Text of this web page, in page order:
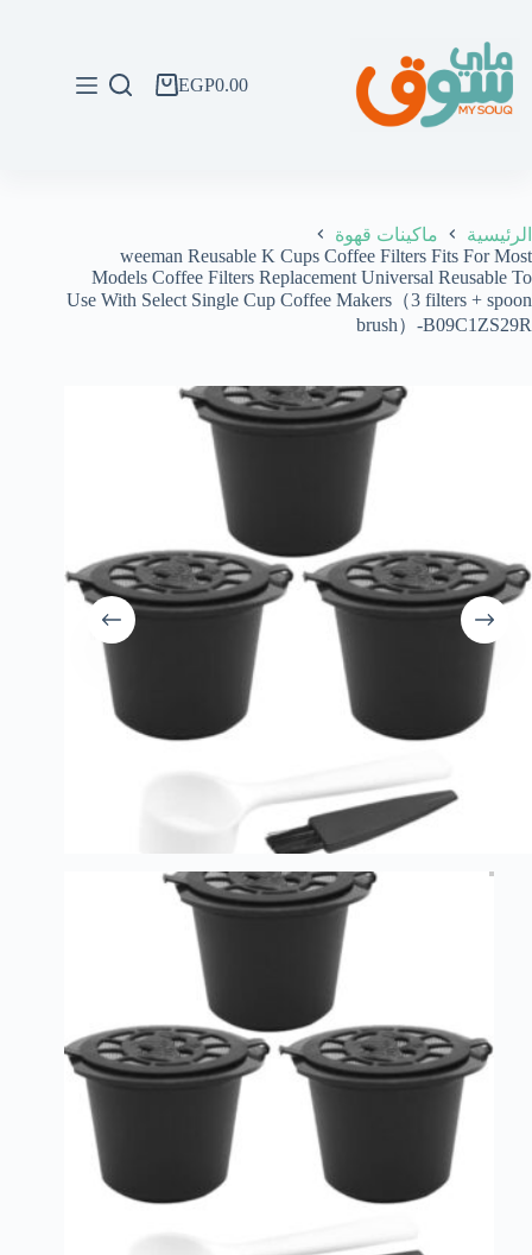
المحتوى
عربةEGP0.00
الرئيسية
ماكينات قهوة
weeman Reusable K Cups Coffee Filters Fits For Most
Models Coffee Filters Replacement Universal Reusable To
Use With Select Single Cup Coffee Makers（3 filters + spoon
brush）-B09C1ZS29R